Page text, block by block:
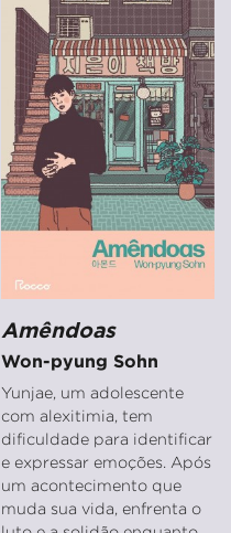
Amêndoas
Won-pyung Sohn
Yunjae, um adolescente
com alexitimia, tem
dificuldade para identificar
e expressar emoções. Após
um acontecimento que
muda sua vida, enfrenta o